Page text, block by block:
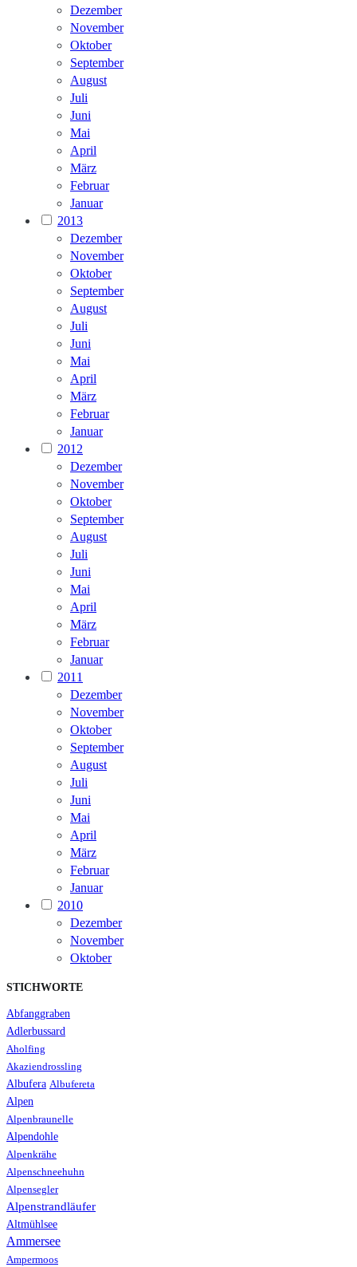
Dezember
November
Oktober
September
August
Juli
Juni
Mai
April
März
Februar
Januar
2013
Dezember
November
Oktober
September
August
Juli
Juni
Mai
April
März
Februar
Januar
2012
Dezember
November
Oktober
September
August
Juli
Juni
Mai
April
März
Februar
Januar
2011
Dezember
November
Oktober
September
August
Juli
Juni
Mai
April
März
Februar
Januar
2010
Dezember
November
Oktober
STICHWORTE
Abfanggraben
Adlerbussard
Aholfing
Akaziendrossling
Albufera Albufereta
Alpen
Alpenbraunelle
Alpendohle
Alpenkrähe
Alpenschneehuhn
Alpensegler
Alpenstrandläufer
Altmühlsee
Ammersee
Ampermoos